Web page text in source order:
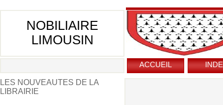
NOBILIAIRE
LIMOUSIN
ACCUEIL
LES NOUVEAUTES DE LA
LIBRAIRIE